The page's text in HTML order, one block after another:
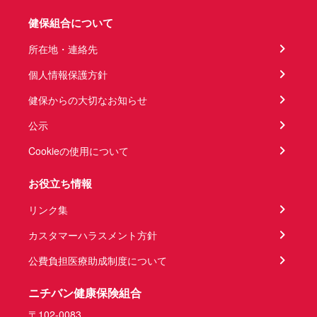
健保組合について
所在地・連絡先
個人情報保護方針
健保からの大切なお知らせ
公示
Cookieの使用について
お役立ち情報
リンク集
カスタマーハラスメント方針
公費負担医療助成制度について
ニチバン健康保険組合
〒102-0083